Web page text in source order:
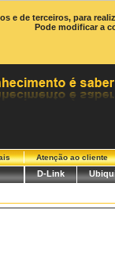
e de terceiros, para
Pode modificar a
Atenção ao cliente
D-Link